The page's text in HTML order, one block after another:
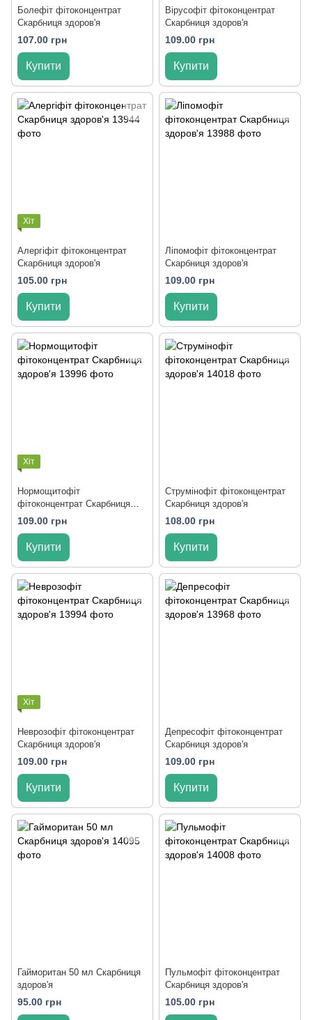
Болефіт фітоконцентрат
Скарбниця здоров'я
107.00 грн
Купити
Вірусофіт фітоконцентрат
Скарбниця здоров'я
109.00 грн
Купити
Хіт
Алергіфіт фітоконцентрат
Скарбниця здоров'я
105.00 грн
Купити
Ліпомофіт фітоконцентрат
Скарбниця здоров'я
109.00 грн
Купити
Хіт
Нормощитофіт
фітоконцентрат Скарбниця
здоров'я
109.00 грн
Купити
Струмінофіт фітоконцентрат
Скарбниця здоров'я
108.00 грн
Купити
Хіт
Неврозофіт фітоконцентрат
Скарбниця здоров'я
109.00 грн
Купити
Депресофіт фітоконцентрат
Скарбниця здоров'я
109.00 грн
Купити
Гайморитан 50 мл Скарбниця
здоров'я
95.00 грн
Пульмофіт фітоконцентрат
Скарбниця здоров'я
105.00 грн